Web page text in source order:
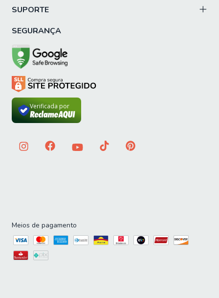
SUPORTE
SEGURANÇA
Verificada por
Meios de pagamento